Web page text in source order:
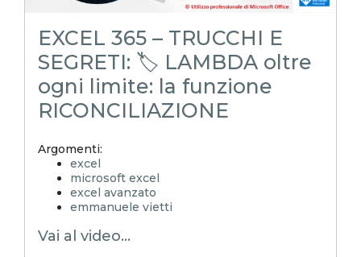
EXCEL 365 – TRUCCHI E
SEGRETI: 🏷️ LAMBDA oltre
ogni limite: la funzione
RICONCILIAZIONE
Argomenti:
excel
microsoft excel
excel avanzato
emmanuele vietti
excel tutorial ita
Vai al video...